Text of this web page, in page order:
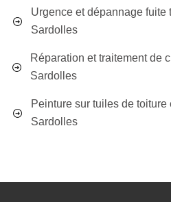
Urgence et dépannage fuite
Sardolles
Réparation et traitement de
Sardolles
Peinture sur tuiles de toiture
Sardolles